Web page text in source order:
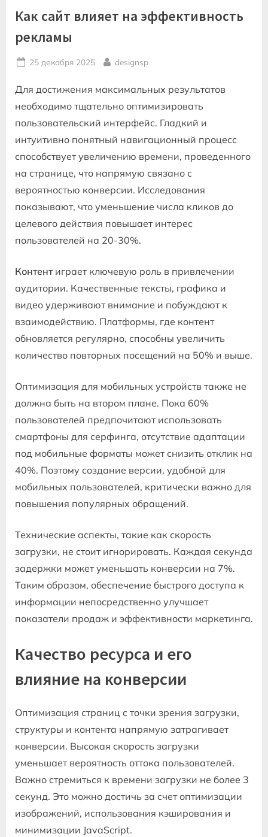
Как сайт влияет на эффективность
рекламы
Posted
25 декабря 2025 By
designsp
Для достижения максимальных результатов
необходимо тщательно оптимизировать
пользовательский интерфейс. Гладкий и
интуитивно понятный навигационный процесс
способствует увеличению времени, проведенного
на странице, что напрямую связано с
вероятностью конверсии. Исследования
показывают, что уменьшение числа кликов до
целевого действия повышает интерес
пользователей на 20-30%.
Контентиграет ключевую роль в привлечении
аудитории. Качественные тексты, графика и
видео удерживают внимание и побуждают к
взаимодействию. Платформы, где контент
обновляется регулярно, способны увеличить
количество повторных посещений на 50% и выше.
Оптимизация для мобильных устройств также не
должна быть на втором плане. Пока 60%
пользователей предпочитают использовать
смартфоны для серфинга, отсутствие адаптации
под мобильные форматы может снизить отклик на
40%. Поэтому создание версии, удобной для
мобильных пользователей, критически важно для
повышения популярных обращений.
Технические аспекты, такие как скорость
загрузки, не стоит игнорировать. Каждая секунда
задержки может уменьшать конверсии на 7%.
Таким образом, обеспечение быстрого доступа к
информации непосредственно улучшает
показатели продаж и эффективности маркетинга.
Качество ресурса и его
влияние на конверсии
Оптимизация страниц с точки зрения загрузки,
структуры и контента напрямую затрагивает
конверсии. Высокая скорость загрузки
уменьшает вероятность оттока пользователей.
Важно стремиться к времени загрузки не более 3
секунд. Это можно достичь за счет оптимизации
изображений, использования кэширования и
минимизации JavaScript.